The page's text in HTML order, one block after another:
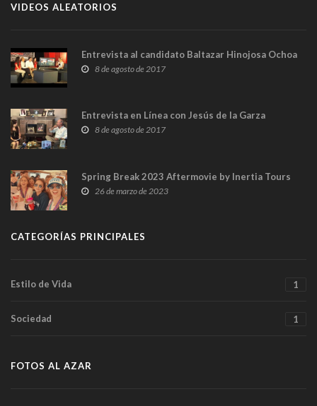
VIDEOS ALEATORIOS
Entrevista al candidato Baltazar Hinojosa Ochoa
8 de agosto de 2017
Entrevista en Línea con Jesús de la Garza
8 de agosto de 2017
Spring Break 2023 Aftermovie by Inertia Tours
26 de marzo de 2023
CATEGORÍAS PRINCIPALES
Estilo de Vida 1
Sociedad 1
FOTOS AL AZAR